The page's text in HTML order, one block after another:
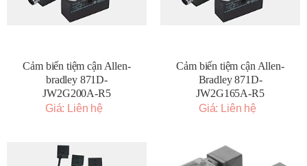
Cảm biến tiệm cận Allen-
bradley 871D-
JW2G200A-R5
Giá: Liên hệ
Cảm biến tiệm cận Allen-
Bradley 871D-
JW2G165A-R5
Giá: Liên hệ